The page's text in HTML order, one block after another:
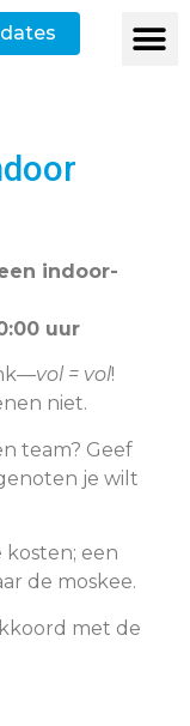
indoor-
uur
vol = vol!
niet.
team? Geef
je wilt
een
de moskee.
met de